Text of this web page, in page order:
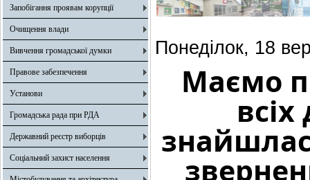
Запобігання проявам корупції
Очищення влади
Вивчення громадської думки
Правове забезпечення
Установи
Громадська рада при РДА
Державний реєстр виборців
Соціальний захист населення
Понеділок, 18
Маємо